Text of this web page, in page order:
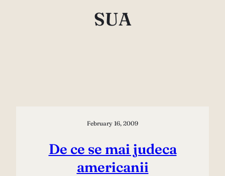
SUA
February 16, 2009
De ce se mai judeca
americanii